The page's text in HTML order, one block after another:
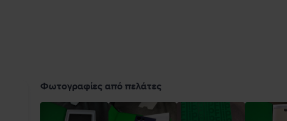
Φωτογραφίες από πελάτες